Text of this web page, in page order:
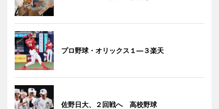
プロ野球・オリックス１―３楽天
佐野日大、２回戦へ 高校野球